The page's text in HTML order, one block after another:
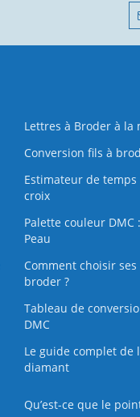
Lettres à Broder à la
Conversion fils à
Estimateur de temps
croix
Palette couleur DMC
Peau
Comment choisir ses
broder ?
Tableau de
DMC
Le guide complet de
diamant
Qu’est-ce que le